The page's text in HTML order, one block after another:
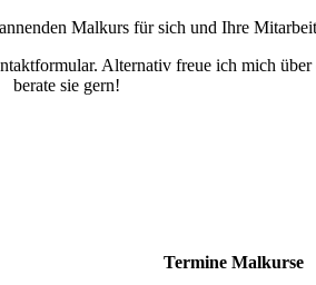
Malkurs für sich und Ihre
Alternativ freue ich mich
berate sie gern!
Termine Malkurse